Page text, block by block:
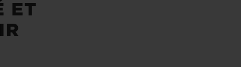
ET